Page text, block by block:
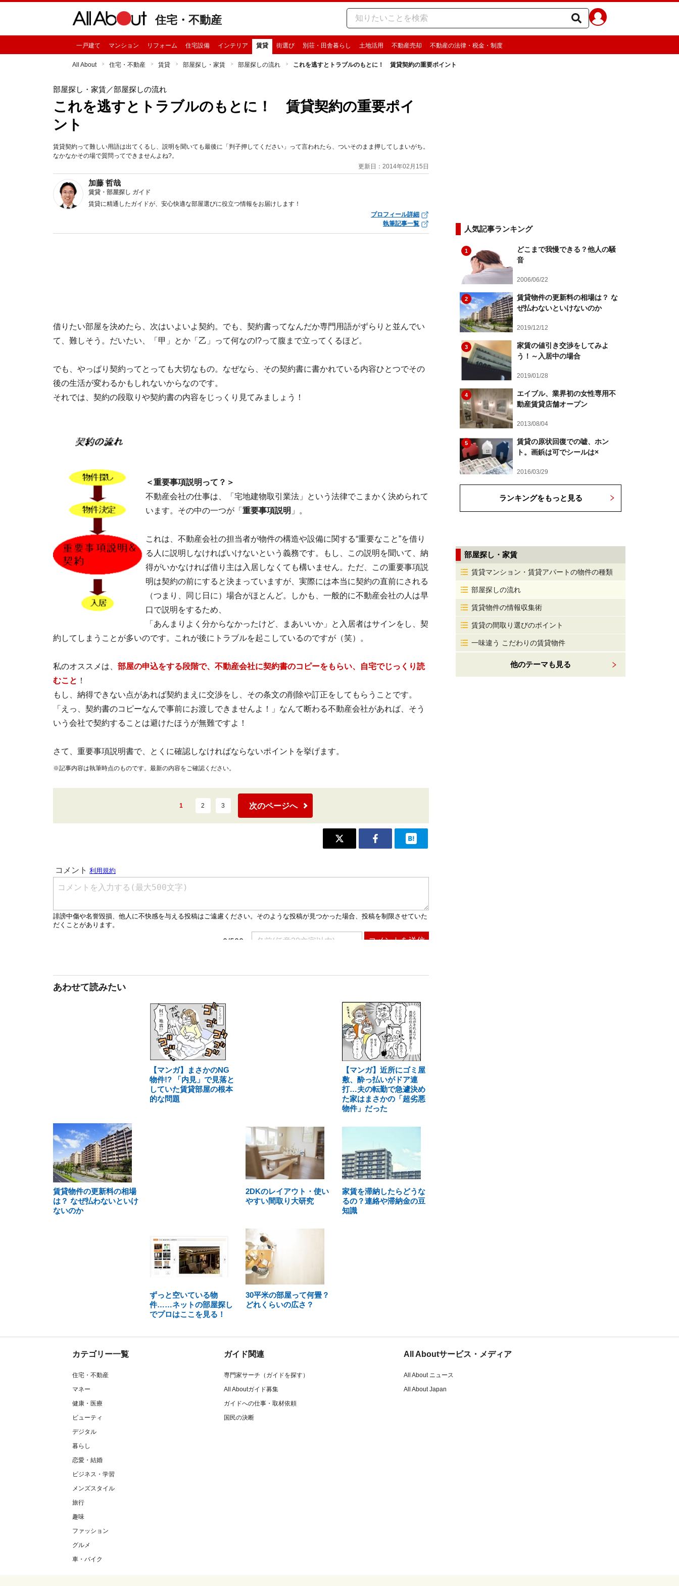
住宅・不動産
一戸建て マンション リフォーム 住宅設備 インテリア 賃貸 街選び 別荘・田舎暮らし 土地活用 不動産売却 不動産の法律・税金・制度
All About 住宅・不動産 賃貸 部屋探し・家賃 部屋探しの流れ これを逃すとトラブルのもとに！ 賃貸契約の重要ポイント
部屋探し・家賃／部屋探しの流れ
これを逃すとトラブルのもとに！ 賃貸契約の重要ポイ
ント
賃貸契約って難しい用語は出てくるし、説明を聞いても最後に「判子押してください」って言われたら、ついそのまま押してしまいがち。
なかなかその場で質問ってできませんよね?。
更新日：2014年02月15日
加藤 哲哉
賃貸・部屋探し ガイド
賃貸に精通したガイドが、安心快適な部屋選びに役立つ情報をお届けします！
プロフィール詳細
執筆記事一覧
借りたい部屋を決めたら、次はいよいよ契約。でも、契約書ってなんだか専門用語がずらりと並んでい
て、難しそう。だいたい、「甲」とか「乙」って何なの!?って腹まで立ってくるほど。
でも、やっぱり契約ってとっても大切なもの。なぜなら、その契約書に書かれている内容ひとつでその
後の生活が変わるかもしれないからなのです。
それでは、契約の段取りや契約書の内容をじっくり見てみましょう！
＜重要事項説明って？＞
不動産会社の仕事は、「宅地建物取引業法」という法律でこまかく決められて
います。その中の一つが「 重要事項説明 」。
これは、不動産会社の担当者が物件の構造や設備に関する“重要なこと”を借り
る人に説明しなければいけないという義務です。もし、この説明を聞いて、納
得がいかなければ借り主は入居しなくても構いません。ただ、この重要事項説
明は契約の前にすると決まっていますが、実際には本当に契約の直前にされる
（つまり、同じ日に）場合がほとんど。しかも、一般的に不動産会社の人は早
口で説明をするため、
「あんまりよく分からなかったけど、まあいいか」と入居者はサインをし、契
約してしまうことが多いのです。これが後にトラブルを起こしているのですが（笑）。
私のオススメは、 部屋の申込をする段階で、不動産会社に契約書のコピーをもらい、自宅でじっくり読
むこと ！
もし、納得できない点があれば契約まえに交渉をし、その条文の削除や訂正をしてもらうことです。
「えっ、契約書のコピーなんで事前にお渡しできませんよ！」なんて断わる不動産会社があれば、そう
いう会社で契約することは避けたほうが無難ですよ！
さて、重要事項説明書で、とくに確認しなければならないポイントを挙げます。
※記事内容は執筆時点のものです。最新の内容をご確認ください。
1 2 3 次のページへ
あわせて読みたい
【マンガ】まさかのNG
物件!? 「内見」で見落と
していた賃貸部屋の根本
的な問題
【マンガ】近所にゴミ屋
敷、酔っ払いがドア連
打…夫の転勤で急遽決め
た家はまさかの「超劣悪
物件」だった
賃貸物件の更新料の相場
は？ なぜ払わないといけ
ないのか
2DKのレイアウト・使い
やすい間取り大研究
家賃を滞納したらどうな
るの？連絡や滞納金の豆
知識
ずっと空いている物
件……ネットの部屋探し
でプロはここを見る！
30平米の部屋って何畳？
どれくらいの広さ？
人気記事ランキング
1
どこまで我慢できる？他人の騒
音
2006/06/22
2
賃貸物件の更新料の相場は？ な
ぜ払わないといけないのか
2019/12/12
3
家賃の値引き交渉をしてみよ
う！～入居中の場合
2019/01/28
4
エイブル、業界初の女性専用不
動産賃貸店舗オープン
2013/08/04
5
賃貸の原状回復での嘘、ホン
ト。画鋲は可でシールは×
2016/03/29
ランキングをもっと見る
部屋探し・家賃
賃貸マンション・賃貸アパートの物件の種類
部屋探しの流れ
賃貸物件の情報収集術
賃貸の間取り選びのポイント
一味違う こだわりの賃貸物件
他のテーマも見る
カテゴリー一覧
住宅・不動産
マネー
健康・医療
ビューティ
デジタル
暮らし
恋愛・結婚
ビジネス・学習
メンズスタイル
旅行
趣味
ファッション
グルメ
車・バイク
ガイド関連
専門家サーチ（ガイドを探す）
All Aboutガイド募集
ガイドへの仕事・取材依頼
国民の決断
All Aboutサービス・メディア
All About ニュース
All About Japan